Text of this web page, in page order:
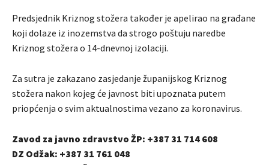
Predsjednik Kriznog stožera također je apelirao na građane
koji dolaze iz inozemstva da strogo poštuju naredbe
Kriznog stožera o 14-dnevnoj izolaciji.
Za sutra je zakazano zasjedanje županijskog Kriznog
stožera nakon kojeg će javnost biti upoznata putem
priopćenja o svim aktualnostima vezano za koronavirus.
Zavod za javno zdravstvo ŽP: +387 31 714 608
DZ Odžak: +387 31 761 048